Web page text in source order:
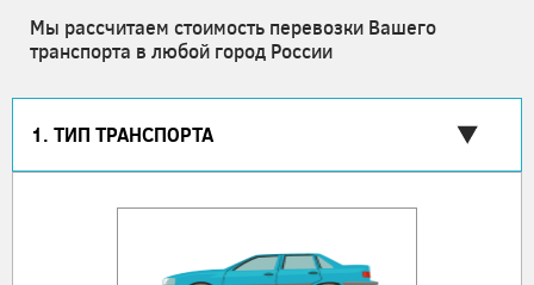
Мы рассчитаем стоимость перевозки Вашего
транспорта в любой город России
1. ТИП ТРАНСПОРТА